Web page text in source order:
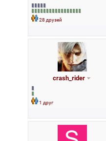
28 друзей
crash_rider
1 друг